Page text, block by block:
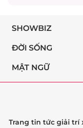
SHOWBIZ
ĐỜI SỐNG
MẬT NGỮ
Trang tin tức giải trí